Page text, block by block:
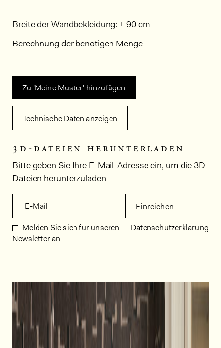
Abmessungen
Breite der Wandbekleidung: ± 90 cm
Berechnung der benötigen Menge
Zu 'Meine Muster' hinzufügen
Technische Daten anzeigen
3d-dateien herunterladen
Bitte geben Sie Ihre E-Mail-Adresse ein, um die 3D-
Dateien herunterzuladen
E-Mail Einreichen
Melden Sie sich für unseren
Newsletter an
Datenschutzerklärung